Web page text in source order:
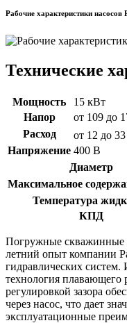
Рабочие характеристики насосов
Технические
Мощность
15 кВт
Напор
от 109 до
Расход
от 12 до
Напряжение 400 В
Диаметр
Максимальное
Температура
КПД
Погружные скважинные
летний опыт компании
гидравлических систем.
технология плавающего
регулировкой зазора
через насос, что дает
эксплуатационные